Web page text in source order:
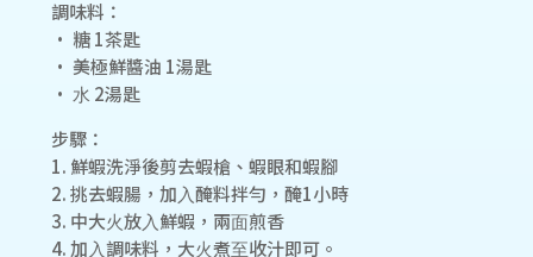
調味料：
• 糖 1茶匙
• 美極鮮醬油 1湯匙
• ⽔ 2湯匙
步驟：
1. 鮮蝦洗淨後剪去蝦槍、蝦眼和蝦腳
2. 挑去蝦腸，加⼊醃料拌勻，醃1⼩時
3. 中⼤⽕放⼊鮮蝦，兩⾯煎香
4. 加⼊調味料，⼤⽕煮⾄收汁即可。